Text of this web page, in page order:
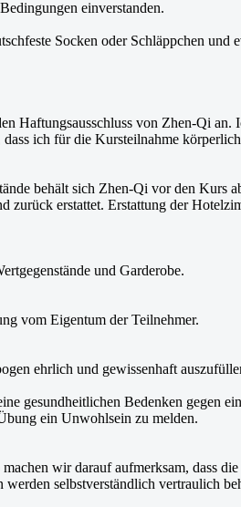
einverstanden.
Socken oder Schläppchen und
Haftungsausschluss von Zhen-Qi
ich für die Kursteilnahme
behält sich Zhen-Qi vor den Kurs
zurück erstattet. Erstattung der
und Garderobe.
vom Eigentum der Teilnehmer.
ehrlich und gewissenhaft
gesundheitlichen Bedenken gegen
ein Unwohlsein zu melden.
wir darauf aufmerksam,
selbstverständlich vertraulich